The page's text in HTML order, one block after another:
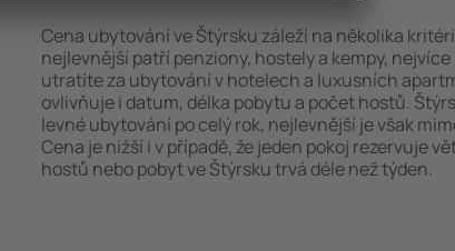
Cena ubytování ve Štýrsku záleží na několika
nejlevnější patří penziony, hostely a kempy,
utratíte za ubytování v hotelech a luxusních
ovlivňuje i datum, délka pobytu a počet hostů.
levné ubytování po celý rok, nejlevnější je však
Cena je nižší i v případě, že jeden pokoj rezervuje
hostů nebo pobyt ve Štýrsku trvá déle než týden.